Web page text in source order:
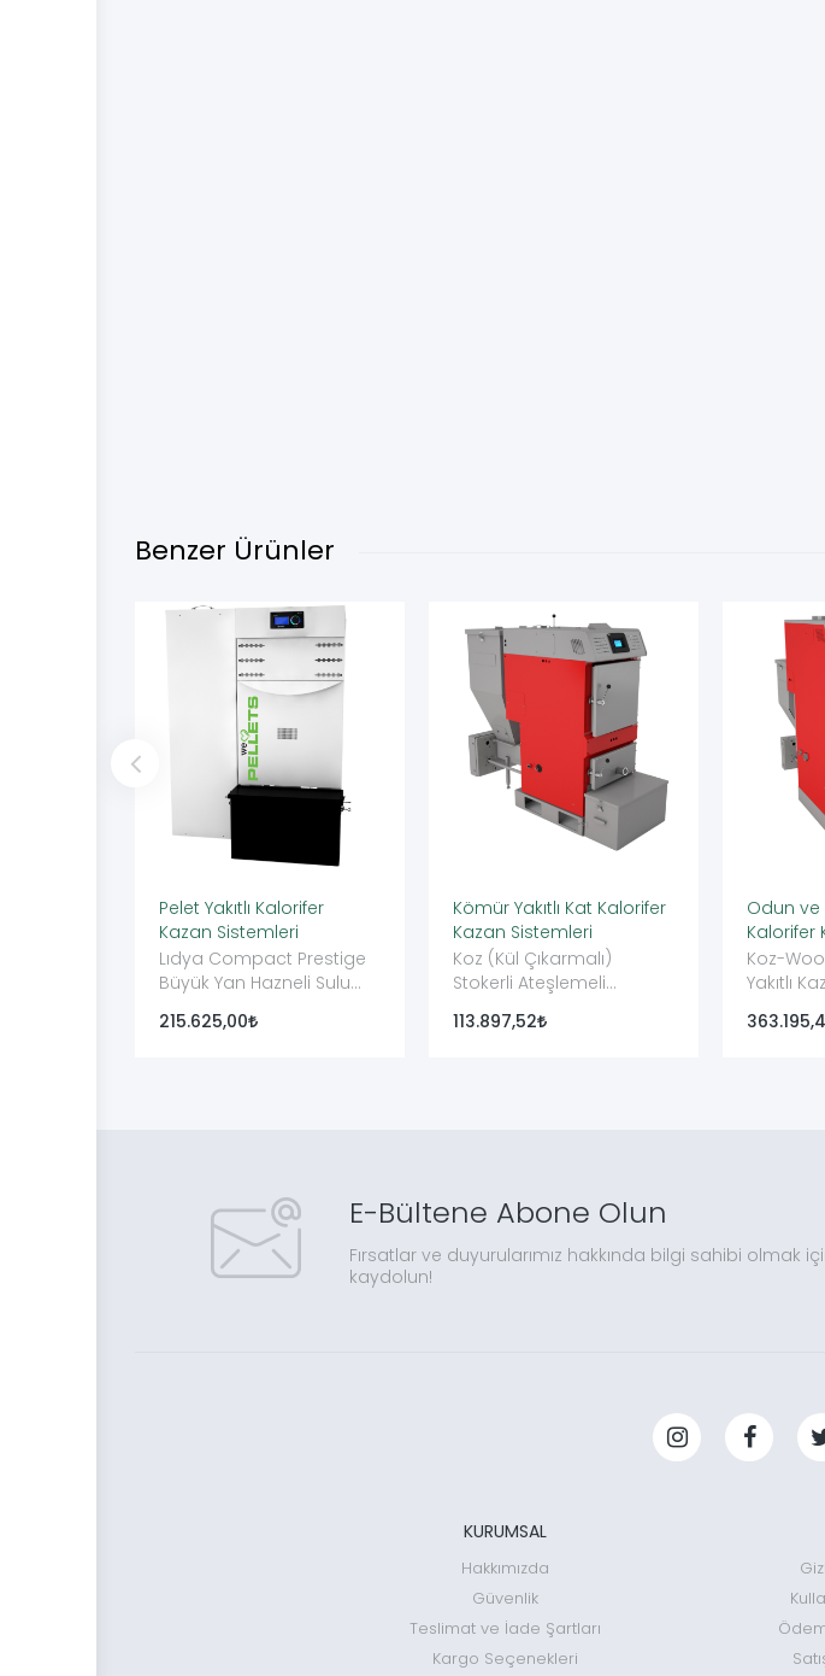
Benzer Ürünler
Pelet Yakıtlı Kalorifer
Kazan Sistemleri
Lıdya Compact Prestige
Büyük Yan Hazneli Sulu
215.625,00
Kömür Yakıtlı Kat Kalorifer
Kazan Sistemleri
Koz (Kül Çıkarmalı)
Stokerli Ateşlemeli
Kazanı
113.897,52
Odun ve
Kalorifer
Koz-
Yakıtlı
E-Bültene Abone Olun
Fırsatlar ve duyurularımız hakkında bilgi sahibi olmak
kaydolun!
KURUMSAL
Hakkımızda
Güvenlik
Teslimat ve İade Şartları
Kargo Seçenekleri